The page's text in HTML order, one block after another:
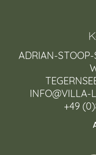
ADRIAN-STOOP-
INFO@VILLA-
+49